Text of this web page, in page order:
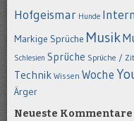
Hofgeismar Hunde
Markige Sprüche Musik
Schlesien Sprüche Sprüche /
Technik Wissen Woche
Ärger
Neueste Kommentare